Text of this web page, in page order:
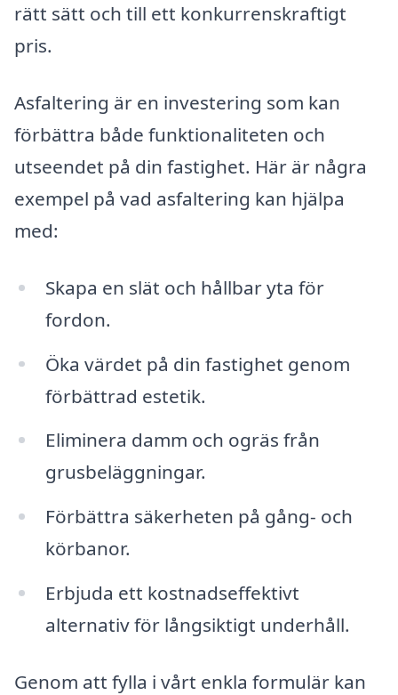
rätt sätt och till ett konkurrenskraftigt
pris.
Asfaltering är en investering som kan
förbättra både funktionaliteten och
utseendet på din fastighet. Här är några
exempel på vad asfaltering kan hjälpa
med:
Skapa en slät och hållbar yta för
fordon.
Öka värdet på din fastighet genom
förbättrad estetik.
Eliminera damm och ogräs från
grusbeläggningar.
Förbättra säkerheten på gång- och
körbanor.
Erbjuda ett kostnadseffektivt
alternativ för långsiktigt underhåll.
Genom att fylla i vårt enkla formulär kan